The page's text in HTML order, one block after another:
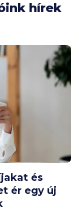
hírek
és
ér egy új